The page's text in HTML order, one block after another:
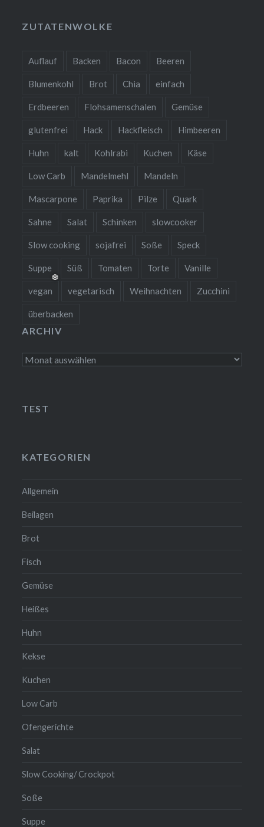
ZUTATENWOLKE
Auflauf Backen Bacon Beeren
Blumenkohl Brot Chia einfach
Erdbeeren Flohsamenschalen Gemüse
glutenfrei Hack Hackfleisch Himbeeren
Huhn kalt Kohlrabi Kuchen Käse
Low Carb Mandelmehl Mandeln
Mascarpone Paprika Pilze Quark
Sahne Salat Schinken slowcooker
Slow cooking sojafrei Soße Speck
Suppe Süß Tomaten Torte Vanille
vegan vegetarisch Weihnachten Zucchini
überbacken
ARCHIV
Archiv
TEST
KATEGORIEN
Allgemein
Beilagen
Brot
Fisch
Gemüse
Heißes
Huhn
Kekse
Kuchen
Low Carb
Ofengerichte
Salat
Slow Cooking/ Crockpot
Soße
Suppe